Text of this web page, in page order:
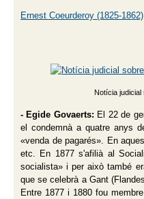
Ernest Coeurderoy (1825-1862)
Notícia
- Egide Govaerts: El 22 de
el condemnà a quatre anys
«venda de pagarés». En
etc. En 1877 s'afilià al
socialista» i per això també
que se celebrà a Gant
Entre 1877 i 1880 fou